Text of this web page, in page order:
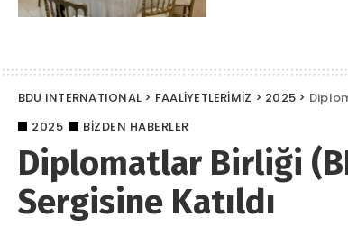
BDU INTERNATIONAL > FAALİYETLERİMİZ > 2025 >
2025
BIZDEN HABERLER
Diplomatlar Birliği
Sergisine Katıldı